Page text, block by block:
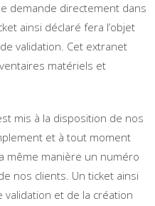
demande directement dans
ainsi déclaré fera l’objet
validation. Cet extranet
matériels et
mis à la disposition de nos
et à tout moment
même manière un numéro
nos clients. Un ticket ainsi
validation et de la création